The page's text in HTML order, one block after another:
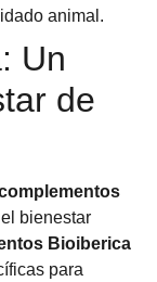
animal.
Un
de
bienestar
Bioiberica
para